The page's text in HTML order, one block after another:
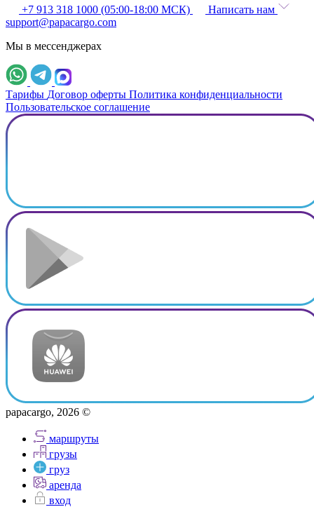
+7 913 318 1000 (05:00-18:00 МСК)
Написать нам
support@papacargo.com
Мы в мессенджерах
Тарифы Договор оферты Политика конфиденциальности
Пользовательское соглашение
papacargo, 2026 ©
маршруты
грузы
груз
аренда
вход